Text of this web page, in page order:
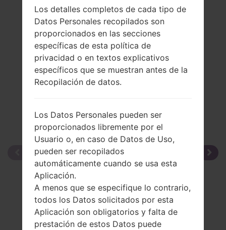
Comparar
Los detalles completos de cada tipo de
Datos Personales recopilados son
proporcionados en las secciones
específicas de esta política de
privacidad o en textos explicativos
específicos que se muestran antes de la
Recopilación de datos.
Los Datos Personales pueden ser
proporcionados libremente por el
Usuario o, en caso de Datos de Uso,
pueden ser recopilados
automáticamente cuando se usa esta
Aplicación.
A menos que se especifique lo contrario,
todos los Datos solicitados por esta
Aplicación son obligatorios y falta de
prestación de estos Datos puede